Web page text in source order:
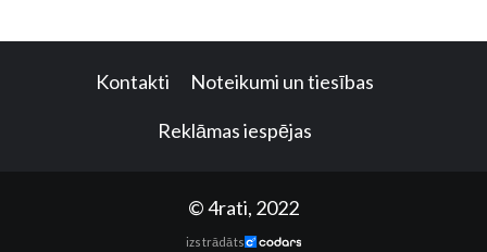
Kontakti Noteikumi un tiesības
Reklāmas iespējas
© 4rati, 2022
izstrādāts